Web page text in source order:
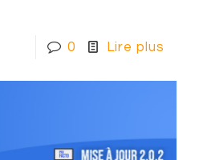
0 Lire plus